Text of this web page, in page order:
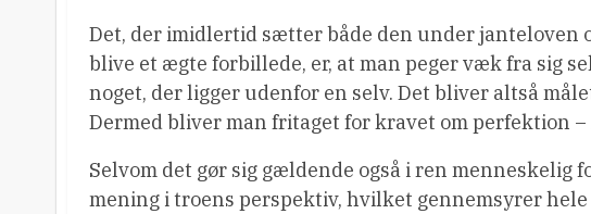
Det, der imidlertid sætter både den under
blive et ægte forbillede, er, at man peger væk fra sig
noget, der ligger udenfor en selv. Det bliver altså
Dermed bliver man fritaget for kravet om perfektion
Selvom det gør sig gældende også i ren menneskelig
mening i troens perspektiv, hvilket gennemsyrer hele